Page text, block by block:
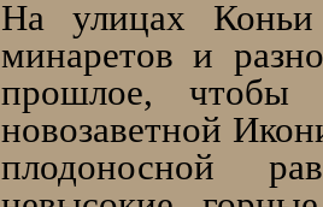
На улицах Коньи
минаретов и
прошлое, чтобы
новозаветной
плодоносной